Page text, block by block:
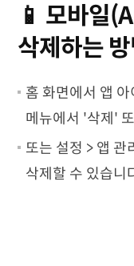
📱 모바일
삭제하는
홈 화면에서 앱
메뉴에서 '삭제'
또는 설정 > 앱 관
삭제할 수 있습니